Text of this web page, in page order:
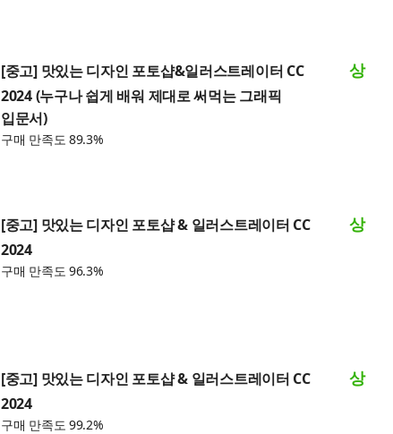
[중고] 맛있는 디자인 포토샵&일러스트레이터 CC
2024 (누구나 쉽게 배워 제대로 써먹는 그래픽
입문서)
구매 만족도 89.3%
상
[중고] 맛있는 디자인 포토샵 & 일러스트레이터 CC
2024
구매 만족도 96.3%
상
[중고] 맛있는 디자인 포토샵 & 일러스트레이터 CC
2024
구매 만족도 99.2%
상